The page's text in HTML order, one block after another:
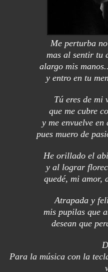
Me perturba
mas al sentir tu
alargo mis
y entro en tu
Tú eres de mi
que me cubre
y me envuelve en
pues muero de
He orillado el
y al lograr
quedé, mi amor,
Atrapada y
mis pupilas que
desean que
Para la música con la